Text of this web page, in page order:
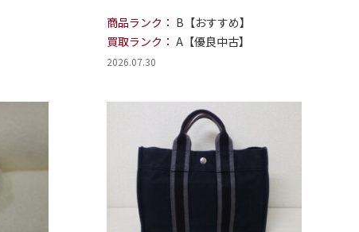
商品ランク： B【おすすめ】
買取ランク： A【優良中古】
2026.07.30